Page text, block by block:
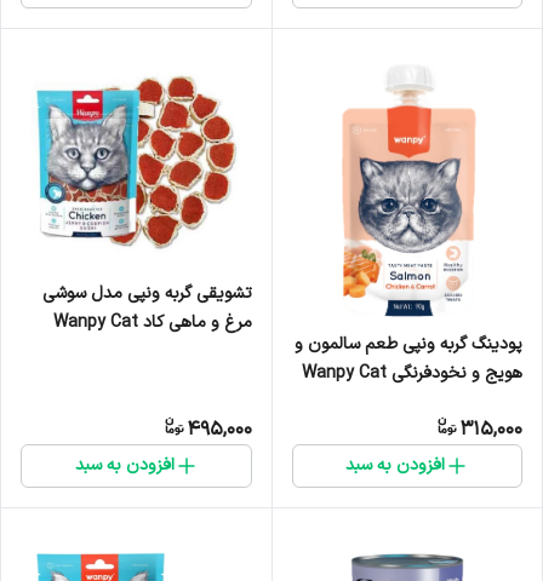
پودینگ گربه ونپی طعم سالمون و
هویج و نخودفرنگی Wanpy Cat
Pea Flavor وزن 90 گرم
315,000
افزودن به سبد
تشویقی گربه ونپی مدل سوشی
مرغ و ماهی کاد Wanpy Cat
495,000
افزودن به سبد